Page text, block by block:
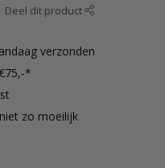
Deel dit product
verzonden
*
zo moeilijk